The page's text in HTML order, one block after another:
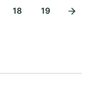
18 19